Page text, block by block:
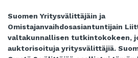
Suomen Yritysvälittäjäin ja
Omistajanvaihdosasiantuntijain
valtakunnallisen tutkintokokeen,
auktorisoituja yritysvälittäjiä.